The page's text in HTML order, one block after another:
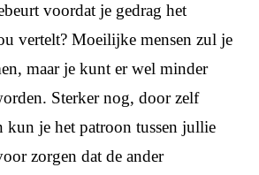
voordat je gedrag het
vertelt? Moeilijke mensen zul je
maar je kunt er wel minder
Sterker nog, door zelf
kun je het patroon tussen jullie
zorgen dat de ander